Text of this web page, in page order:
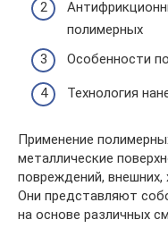
полимерных
Особенности
Технология
Применение
металлические
повреждений, внешних,
Они представляют
на основе различных